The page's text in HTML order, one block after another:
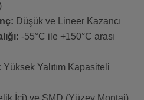
Düşük ve Lineer Kazancı
-55°C ile +150°C arası
Yüksek Yalıtım Kapasiteli